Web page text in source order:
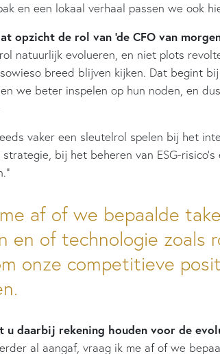
en een lokaal verhaal passen we ook
opzicht de rol van ‘de CFO van
natuurlijk evolueren, en niet plots
breed blijven kijken. Dat begint
we beter inspelen op hun noden, en
vaker een sleutelrol spelen bij het
bij het beheren van ESG-
af of we bepaalde
en of technologie zoals
onze competitieve
u daarbij rekening houden voor de
al aangaf, vraag ik me af of we